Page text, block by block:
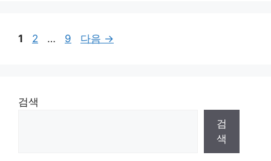
페
1
페
2 …
페
9 다음 →
검색
검
색